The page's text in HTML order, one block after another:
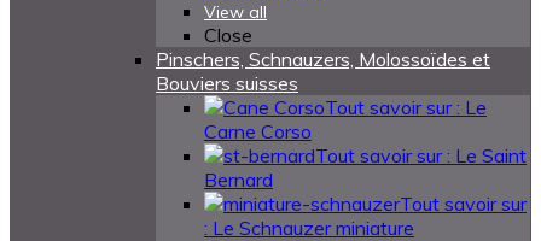
View all
Close
Pinschers, Schnauzers, Molossoïdes et
Bouviers suisses
Tout savoir sur : Le
Carne Corso
Tout savoir sur : Le Saint
Bernard
Tout savoir sur
: Le Schnauzer miniature